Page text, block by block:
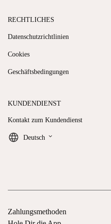
RECHTLICHES
Datenschutzrichtlinien
Cookies
Geschäftsbedingungen
KUNDENDIENST
Kontakt zum Kundendienst
Deutsch keyboard_arrow_down
Zahlungsmethoden